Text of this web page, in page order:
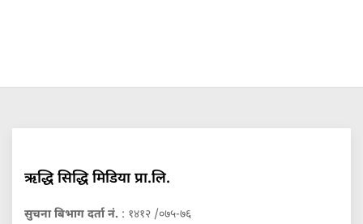
ऋद्धि सिद्धि मिडिया प्रा.लि.
सुचना बिभाग दर्ता नं. : १४१२ /०७५-७६